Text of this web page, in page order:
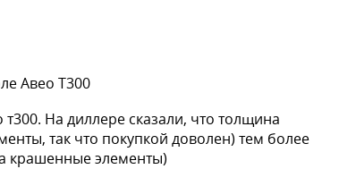
Авео Т300
На диллере сказали, что толщина
так что покупкой доволен) тем более
крашенные элементы)